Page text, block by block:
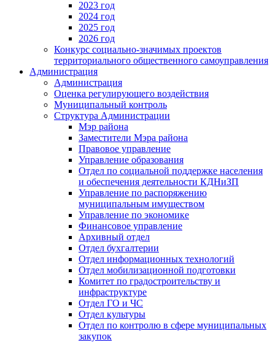
2023 год
2024 год
2025 год
2026 год
Конкурс социально-значимых проектов
территориального общественного самоуправления
Администрация
Администрация
Оценка регулирующего воздействия
Муниципальный контроль
Структура Администрации
Мэр района
Заместители Мэра района
Правовое управление
Управление образования
Отдел по социальной поддержке населения
и обеспечения деятельности КДНиЗП
Управление по распоряжению
муниципальным имуществом
Управление по экономике
Финансовое управление
Архивный отдел
Отдел бухгалтерии
Отдел информационных технологий
Отдел мобилизационной подготовки
Комитет по градостроительству и
инфраструктуре
Отдел ГО и ЧС
Отдел культуры
Отдел по контролю в сфере муниципальных
закупок